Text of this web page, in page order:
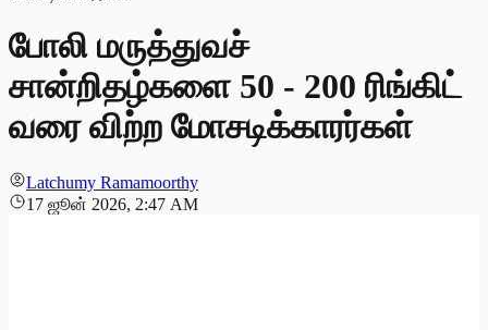
போலி மருத்துவச்
சான்றிதழ்களை 50 - 200 ரிங்கிட்
வரை விற்ற மோசடிக்காரர்கள்
Latchumy Ramamoorthy
17 ஜூன் 2026, 2:47 AM